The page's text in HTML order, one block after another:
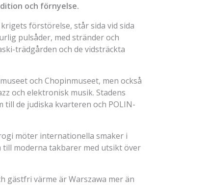
och förnyelse.
förstörelse, står sida vid sida
pulsåder, med stränder och
trädgården och de vidsträckta
och Chopinmuseet, men också
och elektronisk musik. Stadens
de judiska kvarteren och POLIN-
möter internationella smaker i
moderna takbarer med utsikt över
gästfri värme är Warszawa mer än